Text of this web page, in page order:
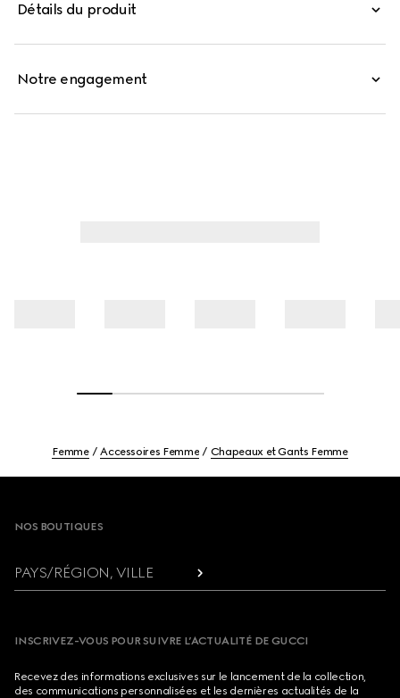
Détails du produit
Notre engagement
Femme Accessoires Femme Chapeaux et Gants Femme
NOS BOUTIQUES
PAYS/RÉGION, VILLE
INSCRIVEZ-VOUS POUR SUIVRE L’ACTUALITÉ DE GUCCI
Recevez des informations exclusives sur le lancement de la collection,
des communications personnalisées et les dernières actualités de la